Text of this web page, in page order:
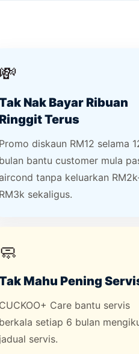
💸
Nak Bayar Ribuan
Ringgit Terus
Promo diskaun RM12 selama
bulan bantu customer mula
aircond tanpa keluarkan
RM3k sekaligus.
🧼
Mahu Pening
CUCKOO+ Care bantu servis
berkala setiap 6 bulan
jadual servis.